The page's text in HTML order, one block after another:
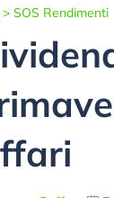
> SOS Rendimenti